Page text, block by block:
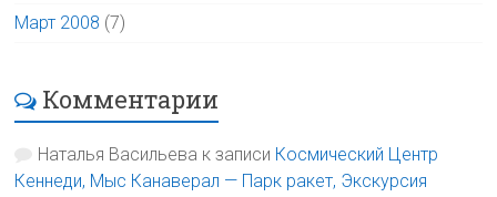
Март 2008 (7)
Комментарии
Наталья Васильева к записи Космический Центр
Кеннеди, Мыс Канаверал — Парк ракет, Экскурсия